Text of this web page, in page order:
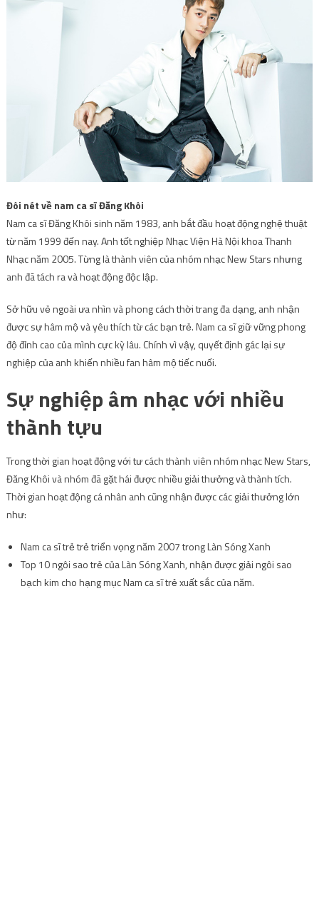
Đôi nét về nam ca sĩ Đăng Khôi
Nam ca sĩ Đăng Khôi sinh năm 1983, anh bắt đầu hoạt động nghệ thuật
từ năm 1999 đến nay. Anh tốt nghiệp Nhạc Viện Hà Nội khoa Thanh
Nhạc năm 2005. Từng là thành viên của nhóm nhạc New Stars nhưng
anh đã tách ra và hoạt động độc lập.
Sở hữu vẻ ngoài ưa nhìn và phong cách thời trang đa dạng, anh nhận
được sự hâm mộ và yêu thích từ các bạn trẻ. Nam ca sĩ giữ vững phong
độ đỉnh cao của mình cực kỳ lâu. Chính vì vậy, quyết định gác lại sự
nghiệp của anh khiến nhiều fan hâm mộ tiếc nuối.
Sự nghiệp âm nhạc với nhiều
thành tựu
Trong thời gian hoạt động với tư cách thành viên nhóm nhạc New Stars,
Đăng Khôi và nhóm đã gặt hái được nhiều giải thưởng và thành tích.
Thời gian hoạt động cá nhân anh cũng nhận được các giải thưởng lớn
như:
Nam ca sĩ trẻ trẻ triển vọng năm 2007 trong Làn Sóng Xanh
Top 10 ngôi sao trẻ của Làn Sóng Xanh, nhận được giải ngôi sao
bạch kim cho hạng mục Nam ca sĩ trẻ xuất sắc của năm.